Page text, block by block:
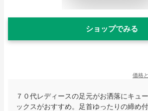
ショップでみる
価格
７０代レディースの足元がお洒落にキュ
ックスがおすすめ。足首ゆったりの締め